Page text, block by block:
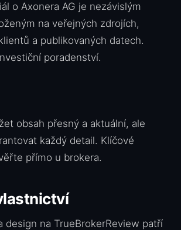
o Axonera AG je nezávislým
na veřejných zdrojích,
a publikovaných datech.
poradenství.
obsah přesný a aktuální, ale
každý detail. Klíčové
přímo u brokera.
design na TrueBrokerReview patří